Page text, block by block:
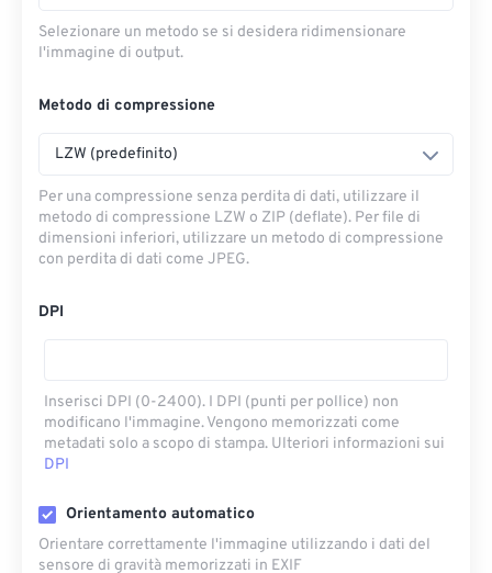
Selezionare un metodo se si desidera ridimensionare
l'immagine di output.
Metodo di compressione
LZW (predefinito)
Per una compressione senza perdita di dati, utilizzare il
metodo di compressione LZW o ZIP (deflate). Per file di
dimensioni inferiori, utilizzare un metodo di compressione
con perdita di dati come JPEG.
DPI
Inserisci DPI (0-2400). I DPI (punti per pollice) non
modificano l'immagine. Vengono memorizzati come
metadati solo a scopo di stampa. Ulteriori informazioni sui
DPI
Orientamento automatico
Orientare correttamente l'immagine utilizzando i dati del
sensore di gravità memorizzati in EXIF